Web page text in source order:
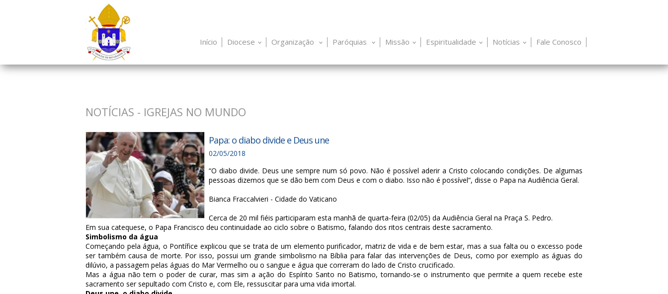
Início Diocese Organização Paróquias Missão Espiritualidade Notícias Fale Conosco
NOTÍCIAS - IGREJAS NO MUNDO
Papa: o diabo divide e Deus une
02/05/2018
“O diabo divide. Deus une sempre num só povo. Não é possível aderir a Cristo colocando condições. De algumas
pessoas dizemos que se dão bem com Deus e com o diabo. Isso não é possível”, disse o Papa na Audiência Geral.
Bianca Fraccalvieri - Cidade do Vaticano
Cerca de 20 mil fiéis participaram esta manhã de quarta-feira (02/05) da Audiência Geral na Praça S. Pedro.
Em sua catequese, o Papa Francisco deu continuidade ao ciclo sobre o Batismo, falando dos ritos centrais deste sacramento.
Simbolismo da água
Começando pela água, o Pontífice explicou que se trata de um elemento purificador, matriz de vida e de bem estar, mas a sua falta ou o excesso pode
ser também causa de morte. Por isso, possui um grande simbolismo na Bíblia para falar das intervenções de Deus, como por exemplo as águas do
dilúvio, a passagem pelas águas do Mar Vermelho ou o sangue e água que correram do lado de Cristo crucificado.
Mas a água não tem o poder de curar, mas sim a ação do Espírito Santo no Batismo, tornando-se o instrumento que permite a quem recebe este
sacramento ser sepultado com Cristo e, com Ele, ressuscitar para uma vida imortal.